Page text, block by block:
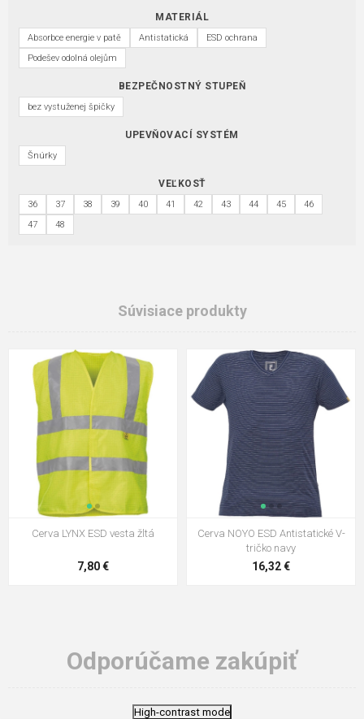
MATERIÁL
Absorbce energie v patě Antistatická
ESD ochrana
Podešev odolná olejům
BEZPEČNOSTNÝ STUPEŇ
bez vystuženej špičky
UPEVŇOVACÍ SYSTÉM
Šnúrky
VEĽKOSŤ
36 37 38 39 40 41 42 43 44 45
46
47
48
Súvisiace produkty
Cerva LYNX ESD vesta žltá
7,80 €
Cerva NOYO ESD Antistatické V-
tričko navy
16,32 €
Odporúčame zakúpiť
High-contrast mode